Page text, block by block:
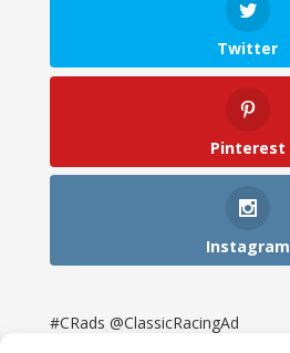
Twitter
Pinterest
Instagram
#CRads @ClassicRacingAd